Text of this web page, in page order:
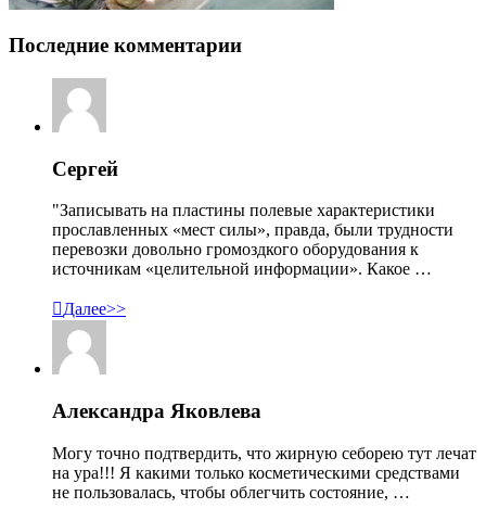
Последние комментарии
Сергей
"Записывать на пластины полевые характеристики
прославленных «мест силы», правда, были трудности
перевозки довольно громоздкого оборудования к
источникам «целительной информации». Какое …
Далее>>
Александра Яковлева
Могу точно подтвердить, что жирную себорею тут лечат
на ура!!! Я какими только косметическими средствами
не пользовалась, чтобы облегчить состояние, …